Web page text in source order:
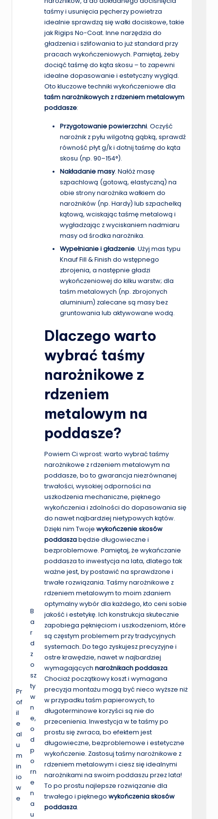
Pr
of
il
e
al
u
m
in
io
w
e
B
a
r
d
z
o
sz
ty
w
n
e,
o
d
p
o
rn
e
n
a
u
taśmy i usunięcia pęcherzy powietrza
idealnie sprawdzą się wałki dociskowe, takie
jak Rigips No-Coat. Inne narzędzia do
gładzenia i szlifowania to już standard przy
pracach wykończeniowych. Pamiętaj, żeby
dociąć taśmę do kąta skosu – to zapewni
idealne dopasowanie i estetyczny wygląd.
Oto kluczowe techniki wykończeniowe dla
taśm narożnikowych z rdzeniem metalowym
poddasze:
Przygotowanie powierzchni. Oczyść
narożnik z pyłu wilgotną gąbką, sprawdź
równość płyt g/k i dotnij taśmę do kąta
skosu (np. 90–154°).
Nakładanie masy. Nałóż masę
szpachlową (gotową, elastyczną) na
obie strony narożnika wałkiem do
narożników (np. Hardy) lub szpachelką
kątową, wciskając taśmę metalową i
wygładzając z wyciskaniem nadmiaru
masy od środka narożnika.
Wypełnianie i gładzenie. Użyj mas typu
Knauf Fill & Finish do wstępnego
zbrojenia, a następnie gładzi
wykończeniowej do kilku warstw; dla
taśm metalowych (np. zbrojonych
aluminium) zalecane są masy bez
gruntowania lub aktywowane wodą.
Dlaczego warto
wybrać taśmy
narożnikowe z
rdzeniem
metalowym na
poddasze?
Powiem Ci wprost: warto wybrać taśmy
narożnikowe z rdzeniem metalowym na
poddasze, bo to gwarancja niezrównanej
trwałości, wysokiej odporności na
uszkodzenia mechaniczne, pięknego
wykończenia i zdolności do dopasowania się
do nawet najbardziej nietypowych kątów.
Dzięki nim Twoje wykończenie skosów
poddaszabędzie długowieczne i
bezproblemowe. Pamiętaj, że wykańczanie
poddasza to inwestycja na lata, dlatego tak
ważne jest, by postawić na sprawdzone i
trwałe rozwiązania. Taśmy narożnikowe z
rdzeniem metalowym to moim zdaniem
optymalny wybór dla każdego, kto ceni sobie
jakość i estetykę. Ich konstrukcja skutecznie
zapobiega pęknięciom i uszkodzeniom, które
są częstym problemem przy tradycyjnych
systemach. Do tego zyskujesz precyzyjne i
ostre krawędzie, nawet w najbardziej
wymagających narożnikach poddasza.
Chociaż początkowy koszt i wymagana
precyzja montażu mogą być nieco wyższe niż
w przypadku taśm papierowych, to
długoterminowe korzyści są nie do
przecenienia. Inwestycja w te taśmy po
prostu się zwraca, bo efektem jest
długowieczne, bezproblemowe i estetyczne
wykończenie. Zastosuj taśmy narożnikowe z
rdzeniem metalowym i ciesz się idealnymi
narożnikami na swoim poddaszu przez lata!
To po prostu najlepsze rozwiązanie dla
trwałego i pięknego wykończenia skosów
poddasza.